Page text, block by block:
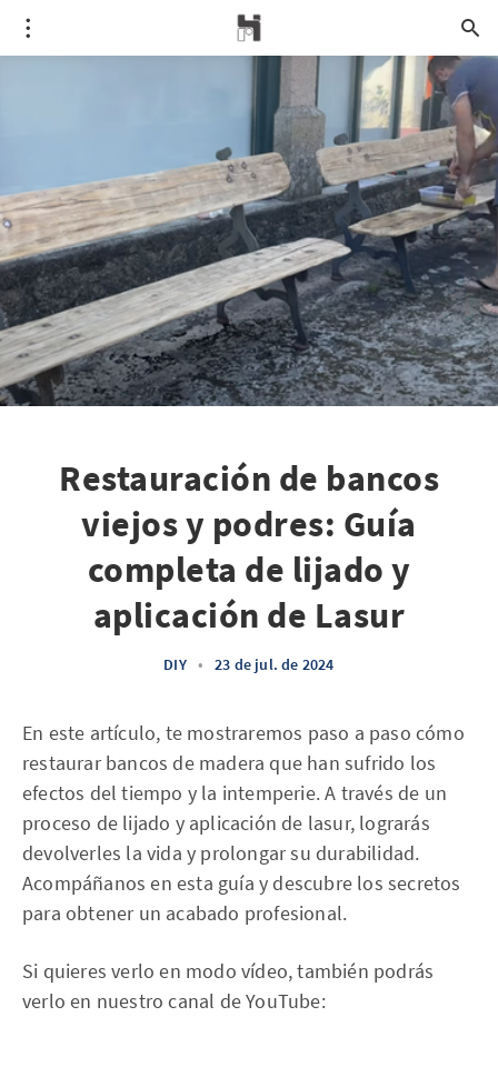
Restauración de bancos
viejos y podres: Guía
completa de lijado y
aplicación de Lasur
DIY • 23 de jul. de 2024
En este artículo, te mostraremos paso a paso cómo
restaurar bancos de madera que han sufrido los
efectos del tiempo y la intemperie. A través de un
proceso de lijado y aplicación de lasur, lograrás
devolverles la vida y prolongar su durabilidad.
Acompáñanos en esta guía y descubre los secretos
para obtener un acabado profesional.
Si quieres verlo en modo vídeo, también podrás
verlo en nuestro canal de YouTube: